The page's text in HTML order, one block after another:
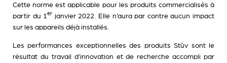
Cette norme est applicable pour les produits commercialisés à
partir du 1 er janvier 2022. Elle n’aura par contre aucun impact
sur les appareils déjà installés.
Les performances exceptionnelles des produits Stûv sont le
résultat du travail d’innovation et de recherche accompli par